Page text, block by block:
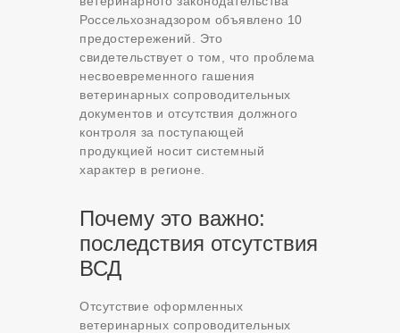
Россельхознадзором объявлено 10
предостережений. Это
свидетельствует о том, что проблема
несвоевременного гашения
ветеринарных сопроводительных
документов и отсутствия должного
контроля за поступающей
продукцией носит системный
характер в регионе.
Почему это важно:
последствия отсутствия
ВСД
Отсутствие оформленных
ветеринарных сопроводительных